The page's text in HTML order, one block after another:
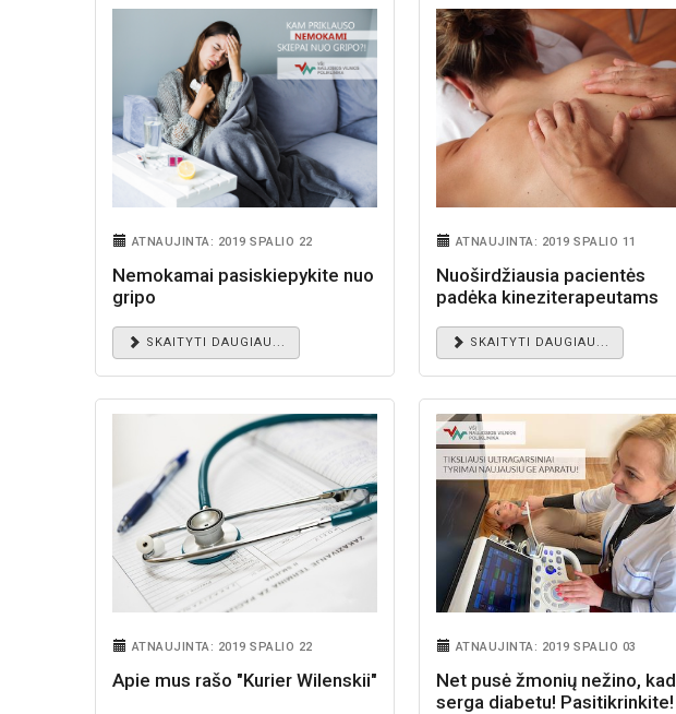
ATNAUJINTA: 2019 SPALIO 22
Nemokamai pasiskiepykite nuo
gripo
SKAITYTI DAUGIAU...
ATNAUJINTA: 2019 SPALIO 11
Nuoširdžiausia pacientės
padėka kineziterapeutams
SKAITYTI DAUGIAU...
ATNAUJINTA: 2019 SPALIO 22
Apie mus rašo "Kurier Wilenskii"
ATNAUJINTA: 2019 SPALIO 03
Net pusė žmonių nežino, kad
serga diabetu! Pasitikrinkite!